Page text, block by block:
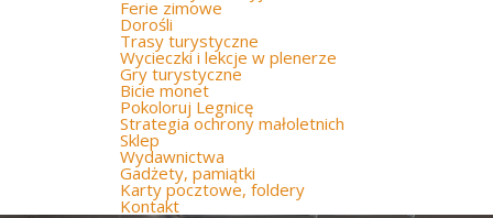
Ferie zimowe
Dorośli
Trasy turystyczne
Wycieczki i lekcje w plenerze
Gry turystyczne
Bicie monet
Pokoloruj Legnicę
Strategia ochrony małoletnich
Sklep
Wydawnictwa
Gadżety, pamiątki
Karty pocztowe, foldery
Kontakt